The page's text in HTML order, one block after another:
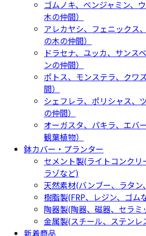
ゴムノキ、ベンジャミン、
木の仲間）
アレカヤシ、フェニックス
の木の仲間）
ドラセナ、ユッカ、サンス
ンの仲間）
ポトス、モンステラ、クワ
間）
シェフレラ、ポリシャス、
の仲間）
オーガスタ、パキラ、エバ
観葉植物）
鉢カバー・プランター
セメント製(ライトコンクリ
ラゾなど)
天然素材(バンブー、ラタン
樹脂製(FRP、レジン、ゴム
陶器製(陶器、磁器、セラミ
金属製(スチール、ステンレ
新着商品